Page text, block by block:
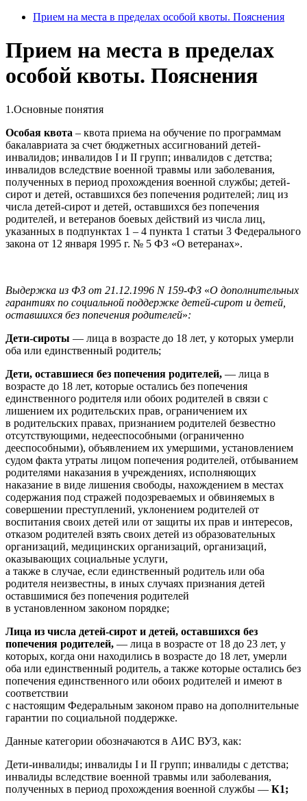
Прием на места в пределах особой квоты. Пояснения
Прием на места в пределах
особой квоты. Пояснения
1.Основные понятия
Особая квота – квота приема на обучение по программам
бакалавриата за счет бюджетных ассигнований детей-
инвалидов; инвалидов I и II групп; инвалидов с детства;
инвалидов вследствие военной травмы или заболевания,
полученных в период прохождения военной службы; детей-
сирот и детей, оставшихся без попечения родителей; лиц из
числа детей-сирот и детей, оставшихся без попечения
родителей, и ветеранов боевых действий из числа лиц,
указанных в подпунктах 1 – 4 пункта 1 статьи 3 Федерального
закона от 12 января 1995 г. № 5 ФЗ «О ветеранах».
Выдержка из ФЗ от 21.12.1996 N 159-ФЗ «О дополнительных
гарантиях по социальной поддержке детей-сирот и детей,
оставшихся без попечения родителей»:
Дети-сироты — лица в возрасте до 18 лет, у которых умерли
оба или единственный родитель;
Дети, оставшиеся без попечения родителей, — лица в
возрасте до 18 лет, которые остались без попечения
единственного родителя или обоих родителей в связи с
лишением их родительских прав, ограничением их
в родительских правах, признанием родителей безвестно
отсутствующими, недееспособными (ограниченно
дееспособными), объявлением их умершими, установлением
судом факта утраты лицом попечения родителей, отбыванием
родителями наказания в учреждениях, исполняющих
наказание в виде лишения свободы, нахождением в местах
содержания под стражей подозреваемых и обвиняемых в
совершении преступлений, уклонением родителей от
воспитания своих детей или от защиты их прав и интересов,
отказом родителей взять своих детей из образовательных
организаций, медицинских организаций, организаций,
оказывающих социальные услуги,
а также в случае, если единственный родитель или оба
родителя неизвестны, в иных случаях признания детей
оставшимися без попечения родителей
в установленном законом порядке;
Лица из числа детей-сирот и детей, оставшихся без
попечения родителей, — лица в возрасте от 18 до 23 лет, у
которых, когда они находились в возрасте до 18 лет, умерли
оба или единственный родитель, а также которые остались без
попечения единственного или обоих родителей и имеют в
соответствии
с настоящим Федеральным законом право на дополнительные
гарантии по социальной поддержке.
Данные категории обозначаются в АИС ВУЗ, как:
Дети-инвалиды; инвалиды I и II групп; инвалиды с детства;
инвалиды вследствие военной травмы или заболевания,
полученных в период прохождения военной службы — К1;